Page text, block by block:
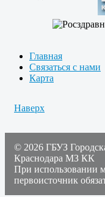
Главная
Связаться с нами
Карта
Наверх
© 2026 ГБУЗ
Краснодара МЗ КК
При использовании
первоисточник